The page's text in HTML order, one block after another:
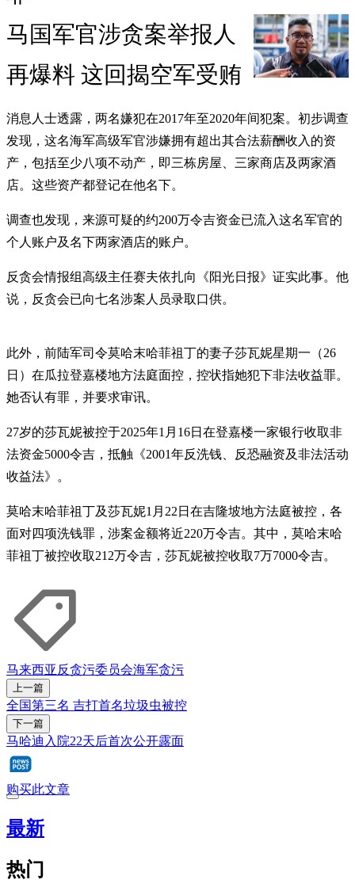
马国军官涉贪案举报人
再爆料 这回揭空军受贿
消息人士透露，两名嫌犯在2017年至2020年间犯案。初步调查
发现，这名海军高级军官涉嫌拥有超出其合法薪酬收入的资
产，包括至少八项不动产，即三栋房屋、三家商店及两家酒
店。这些资产都登记在他名下。
调查也发现，来源可疑的约200万令吉资金已流入这名军官的
个人账户及名下两家酒店的账户。
反贪会情报组高级主任赛夫依扎向《阳光日报》证实此事。他
说，反贪会已向七名涉案人员录取口供。
此外，前陆军司令莫哈末哈菲祖丁的妻子莎瓦妮星期一（26
日）在瓜拉登嘉楼地方法庭面控，控状指她犯下非法收益罪。
她否认有罪，并要求审讯。
27岁的莎瓦妮被控于2025年1月16日在登嘉楼一家银行收取非
法资金5000令吉，抵触《2001年反洗钱、反恐融资及非法活动
收益法》。
莫哈末哈菲祖丁及莎瓦妮1月22日在吉隆坡地方法庭被控，各
面对四项洗钱罪，涉案金额将近220万令吉。其中，莫哈末哈
菲祖丁被控收取212万令吉，莎瓦妮被控收取7万7000令吉。
马来西亚反贪污委员会海军贪污
上一篇
全国第三名 吉打首名垃圾虫被控
下一篇
马哈迪入院22天后首次公开露面
购买此文章
最新
热门